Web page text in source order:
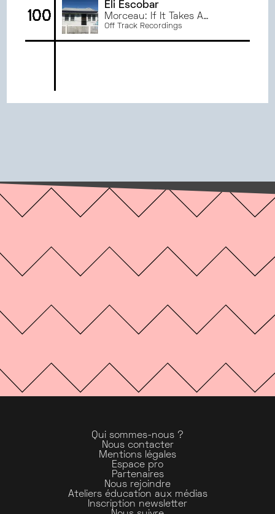
100
Eli Escobar
Morceau: If It Takes A
Miracle
Off Track Recordings
Qui sommes-nous ?
Nous contacter
Mentions légales
Espace pro
Partenaires
Nous rejoindre
Ateliers éducation aux médias
Inscription newsletter